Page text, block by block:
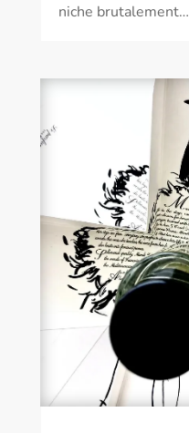
niche brutalement…